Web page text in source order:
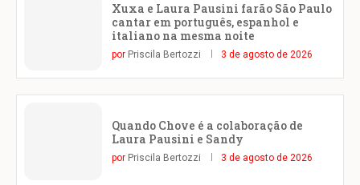
Xuxa e Laura Pausini farão São Paulo
cantar em português, espanhol e
italiano na mesma noite
por Priscila Bertozzi 3 de agosto de 2026
Quando Chove é a colaboração de
Laura Pausini e Sandy
por Priscila Bertozzi 3 de agosto de 2026